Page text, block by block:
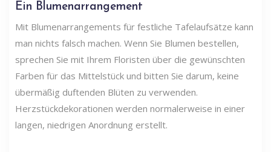
Ein Blumenarrangement
Mit Blumenarrangements für festliche Tafelaufsätze kann
man nichts falsch machen. Wenn Sie Blumen bestellen,
sprechen Sie mit Ihrem Floristen über die gewünschten
Farben für das Mittelstück und bitten Sie darum, keine
übermäßig duftenden Blüten zu verwenden.
Herzstückdekorationen werden normalerweise in einer
langen, niedrigen Anordnung erstellt.